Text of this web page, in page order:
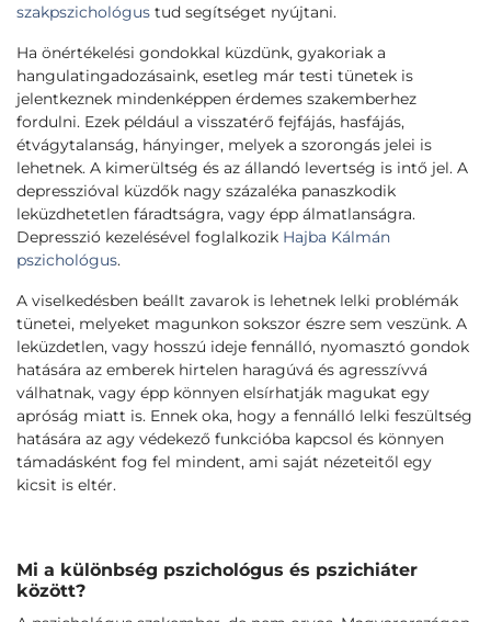
szakpszichológus tud segítséget nyújtani.
Ha önértékelési gondokkal küzdünk, gyakoriak a
hangulatingadozásaink, esetleg már testi tünetek is
jelentkeznek mindenképpen érdemes szakemberhez
fordulni. Ezek például a visszatérő fejfájás, hasfájás,
étvágytalanság, hányinger, melyek a szorongás jelei is
lehetnek. A kimerültség és az állandó levertség is intő jel. A
depresszióval küzdők nagy százaléka panaszkodik
leküzdhetetlen fáradtságra, vagy épp álmatlanságra.
Depresszió kezelésével foglalkozik Hajba Kálmán
pszichológus.
A viselkedésben beállt zavarok is lehetnek lelki problémák
tünetei, melyeket magunkon sokszor észre sem veszünk. A
leküzdetlen, vagy hosszú ideje fennálló, nyomasztó gondok
hatására az emberek hirtelen haragúvá és agresszívvá
válhatnak, vagy épp könnyen elsírhatják magukat egy
apróság miatt is. Ennek oka, hogy a fennálló lelki feszültség
hatására az agy védekező funkcióba kapcsol és könnyen
támadásként fog fel mindent, ami saját nézeteitől egy
kicsit is eltér.
Mi a különbség pszichológus és pszichiáter
között?